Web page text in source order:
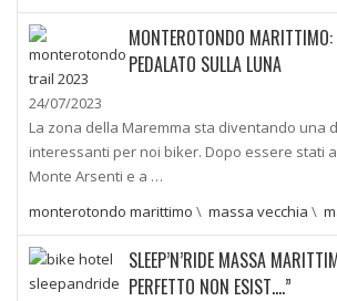
MONTEROTONDO
PEDALATO SULLA LUNA
24/07/2023
La zona della Maremma sta diventando una
interessanti per noi biker. Dopo essere stati
Monte Arsenti e a …
monterotondo marittimo \ massa vecchia \
SLEEP’N’RIDE MASSA
PERFETTO NON ESIST….”